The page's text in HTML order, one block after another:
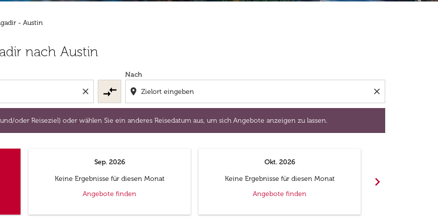
- Austin
nach Austin
close compare_arrows
Nach
location_on close
oder Reiseziel) oder wählen Sie ein anderes Reisedatum aus, um sich Angebote anzeigen zu lassen.
und/oder Reiseziel) oder wählen Sie ein anderes Reisedatum aus, um sich Angebote anzeigen zu lassen.
Sep. 2026
Keine Ergebnisse für diesen Monat
Angebote finden
Okt. 2026
Keine Ergebnisse für diesen Monat
Angebote finden
chevron_right